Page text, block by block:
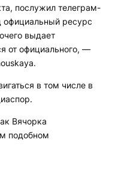
послужил телеграм-
официальный ресурс
выдает
от официального, —
в том числе в
Вячорка
подобном